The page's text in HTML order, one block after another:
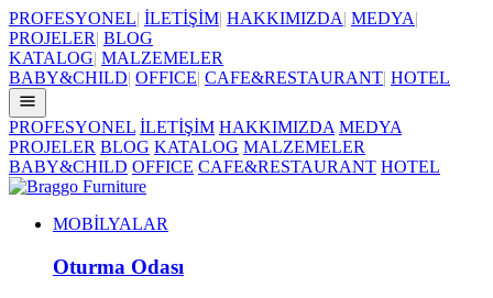
PROFESYONEL| İLETİŞİM| HAKKIMIZDA| MEDYA|
PROJELER| BLOG
KATALOG| MALZEMELER
BABY&CHILD| OFFICE| CAFE&RESTAURANT| HOTEL
PROFESYONEL İLETİŞİM HAKKIMIZDA MEDYA
PROJELER BLOG KATALOG MALZEMELER
BABY&CHILD OFFICE CAFE&RESTAURANT HOTEL
MOBİLYALAR
Oturma Odası